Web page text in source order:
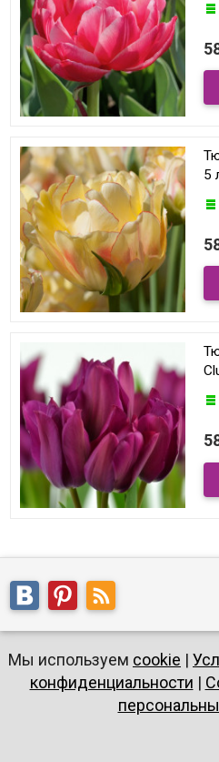
5
Мы используем cookie |
конфиденциальности |